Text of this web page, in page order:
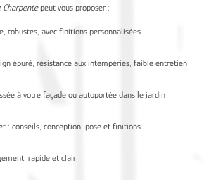
Charpentepeut vous proposer :
robustes, avec finitions personnalisées
épuré, résistance aux intempéries, faible entretien
à votre façade ou autoportée dans le jardin
: conseils, conception, pose et finitions
rapide et clair